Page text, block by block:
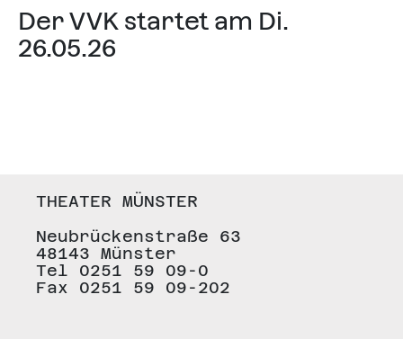
Der VVK startet am Di.
26.05.26
THEATER MÜNSTER
Neubrückenstraße 63
48143 Münster
Tel 0251 59 09-0
Fax 0251 59 09-202